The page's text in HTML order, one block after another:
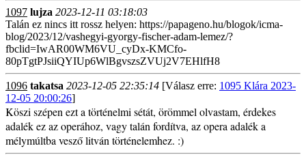
1097 lujza 2023-12-11 03:18:03
Talán ez nincs itt rossz helyen: https://papageno.hu/blogok/icma-
blog/2023/12/vashegyi-gyorgy-fischer-adam-lemez/?
fbclid=IwAR00WM6VU_cyDx-KMCfo-
80pTgtPJsiiQYIUp6WlBgvszsZVUj2V7EHlfH8
1096 takatsa 2023-12-05 22:35:14 [Válasz erre: 1095 Klára 2023-
12-05 20:00:26]
Köszi szépen ezt a történelmi sétát, örömmel olvastam, érdekes
adalék ez az operához, vagy talán fordítva, az opera adalék a
mélymúltba vesző litván történelemhez. :)